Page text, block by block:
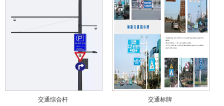
交通综合杆 交通标牌